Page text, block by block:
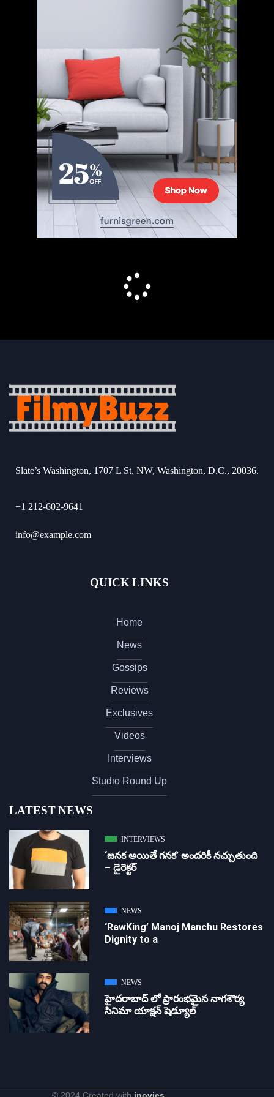
Slate’s Washington, 1707 L St. NW, Washington, D.C., 20036.
+1 212-602-9641
info@example.com
QUICK LINKS
Home
News
Gossips
Reviews
Exclusives
Videos
Interviews
Studio Round Up
LATEST NEWS
INTERVIEWS
‘జ‌న‌క అయితే గ‌న‌క‌’ అందరికీ నచ్చుతుంది
– డైరెక్ట‌ర్
NEWS
‘RawKing’ Manoj Manchu Restores
Dignity to a
NEWS
హైదరాబాద్ లో ప్రారంభమైన నాగశౌర్య
సినిమా యాక్షన్ షెడ్యూల్